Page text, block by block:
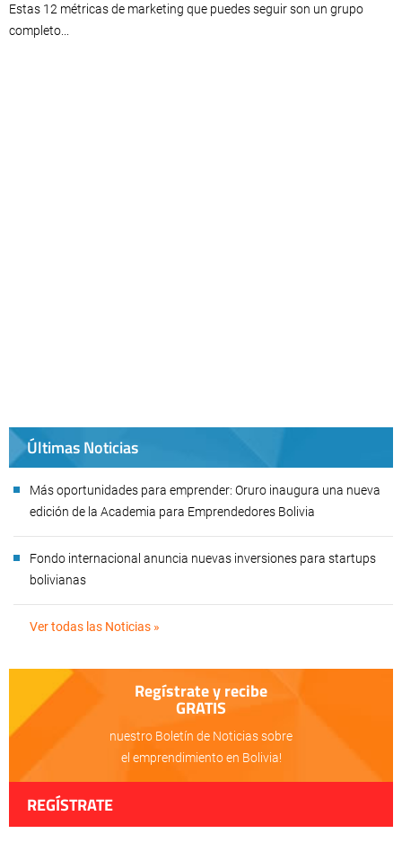
Estas 12 métricas de marketing que puedes seguir son un grupo
completo...
Últimas Noticias
Más oportunidades para emprender: Oruro inaugura una nueva
edición de la Academia para Emprendedores Bolivia
Fondo internacional anuncia nuevas inversiones para startups
bolivianas
Ver todas las Noticias »
Regístrate y recibe
GRATIS
nuestro Boletín de Noticias sobre
el emprendimiento en Bolivia!
REGÍSTRATE